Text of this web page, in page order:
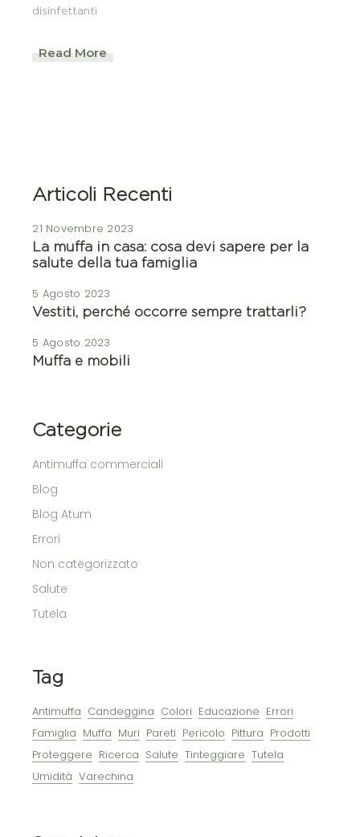
disinfettanti
Read More
Articoli Recenti
21 Novembre 2023
La muffa in casa: cosa devi sapere per la
salute della tua famiglia
5 Agosto 2023
Vestiti, perché occorre sempre trattarli?
5 Agosto 2023
Muffa e mobili
Categorie
Antimuffa commerciali
Blog
Blog Atum
Errori
Non categorizzato
Salute
Tutela
Tag
Antimuffa Candeggina Colori Educazione Errori
Famiglia Muffa Muri Pareti Pericolo Pittura Prodotti
Proteggere Ricerca Salute Tinteggiare Tutela
Umidità Varechina